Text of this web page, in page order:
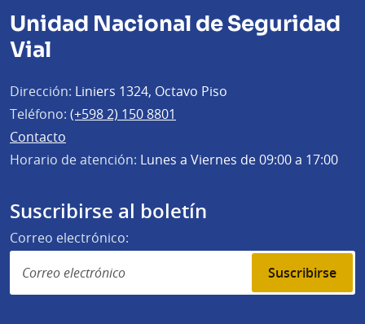
Unidad Nacional de Seguridad
Vial
Dirección: Liniers 1324, Octavo Piso
Teléfono: (+598 2) 150 8801
Contacto
Horario de atención: Lunes a Viernes de 09:00 a 17:00
Suscribirse al boletín
Correo electrónico:
Suscribirse